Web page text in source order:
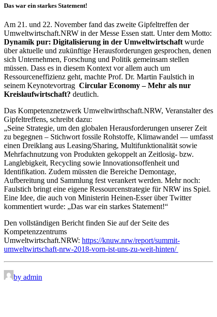
Das war ein starkes Statement!
Am 21. und 22. November fand das zweite Gipfeltreffen der
Umweltwirtschaft.NRW in der Messe Essen statt. Unter dem Motto:
Dynamik pur: Digitalisierung in der Umweltwirtschaft wurde
über aktuelle und zukünftige Herausforderungen gesprochen, denen
sich Unternehmen, Forschung und Politik gemeinsam stellen
müssen. Dass es in diesem Kontext vor allem auch um
Ressourceneffizienz geht, machte Prof. Dr. Martin Faulstich in
seinem Keynotevortrag Circular Economy – Mehr als nur
Kreislaufwirtschaft? deutlich.
Das Kompetenznetzwerk Umweltwirthschaft.NRW, Veranstalter des
Gipfeltreffens, schreibt dazu:
„Seine Strategie, um den globalen Herausforderungen unserer Zeit
zu begegnen – Stichwort fossile Rohstoffe, Klimawandel — umfasst
einen Dreiklang aus Leasing/Sharing, Multifunktionalität sowie
Mehrfachnutzung von Produkten gekoppelt an Zeitlosig- bzw.
Langlebigkeit, Recycling sowie Innovationsoffenheit und
Identifikation. Zudem müssten die Bereiche Demontage,
Aufbereitung und Sammlung fest verankert werden. Mehr noch:
Faulstich bringt eine eigene Ressourcenstrategie für NRW ins Spiel.
Eine Idee, die auch von Ministerin Heinen-Esser über Twitter
kommentiert wurde: „Das war ein starkes Statement!“
Den vollständigen Bericht finden Sie auf der Seite des
Kompetenzzentrums
Umweltwirtschaft.NRW: https://knuw.nrw/report/summit-
umweltwirtschaft-nrw-2018-vorn-ist-uns-zu-weit-hinten/
by admin